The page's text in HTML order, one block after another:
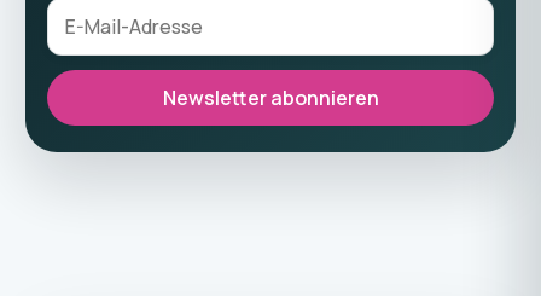
Newsletter abonnieren